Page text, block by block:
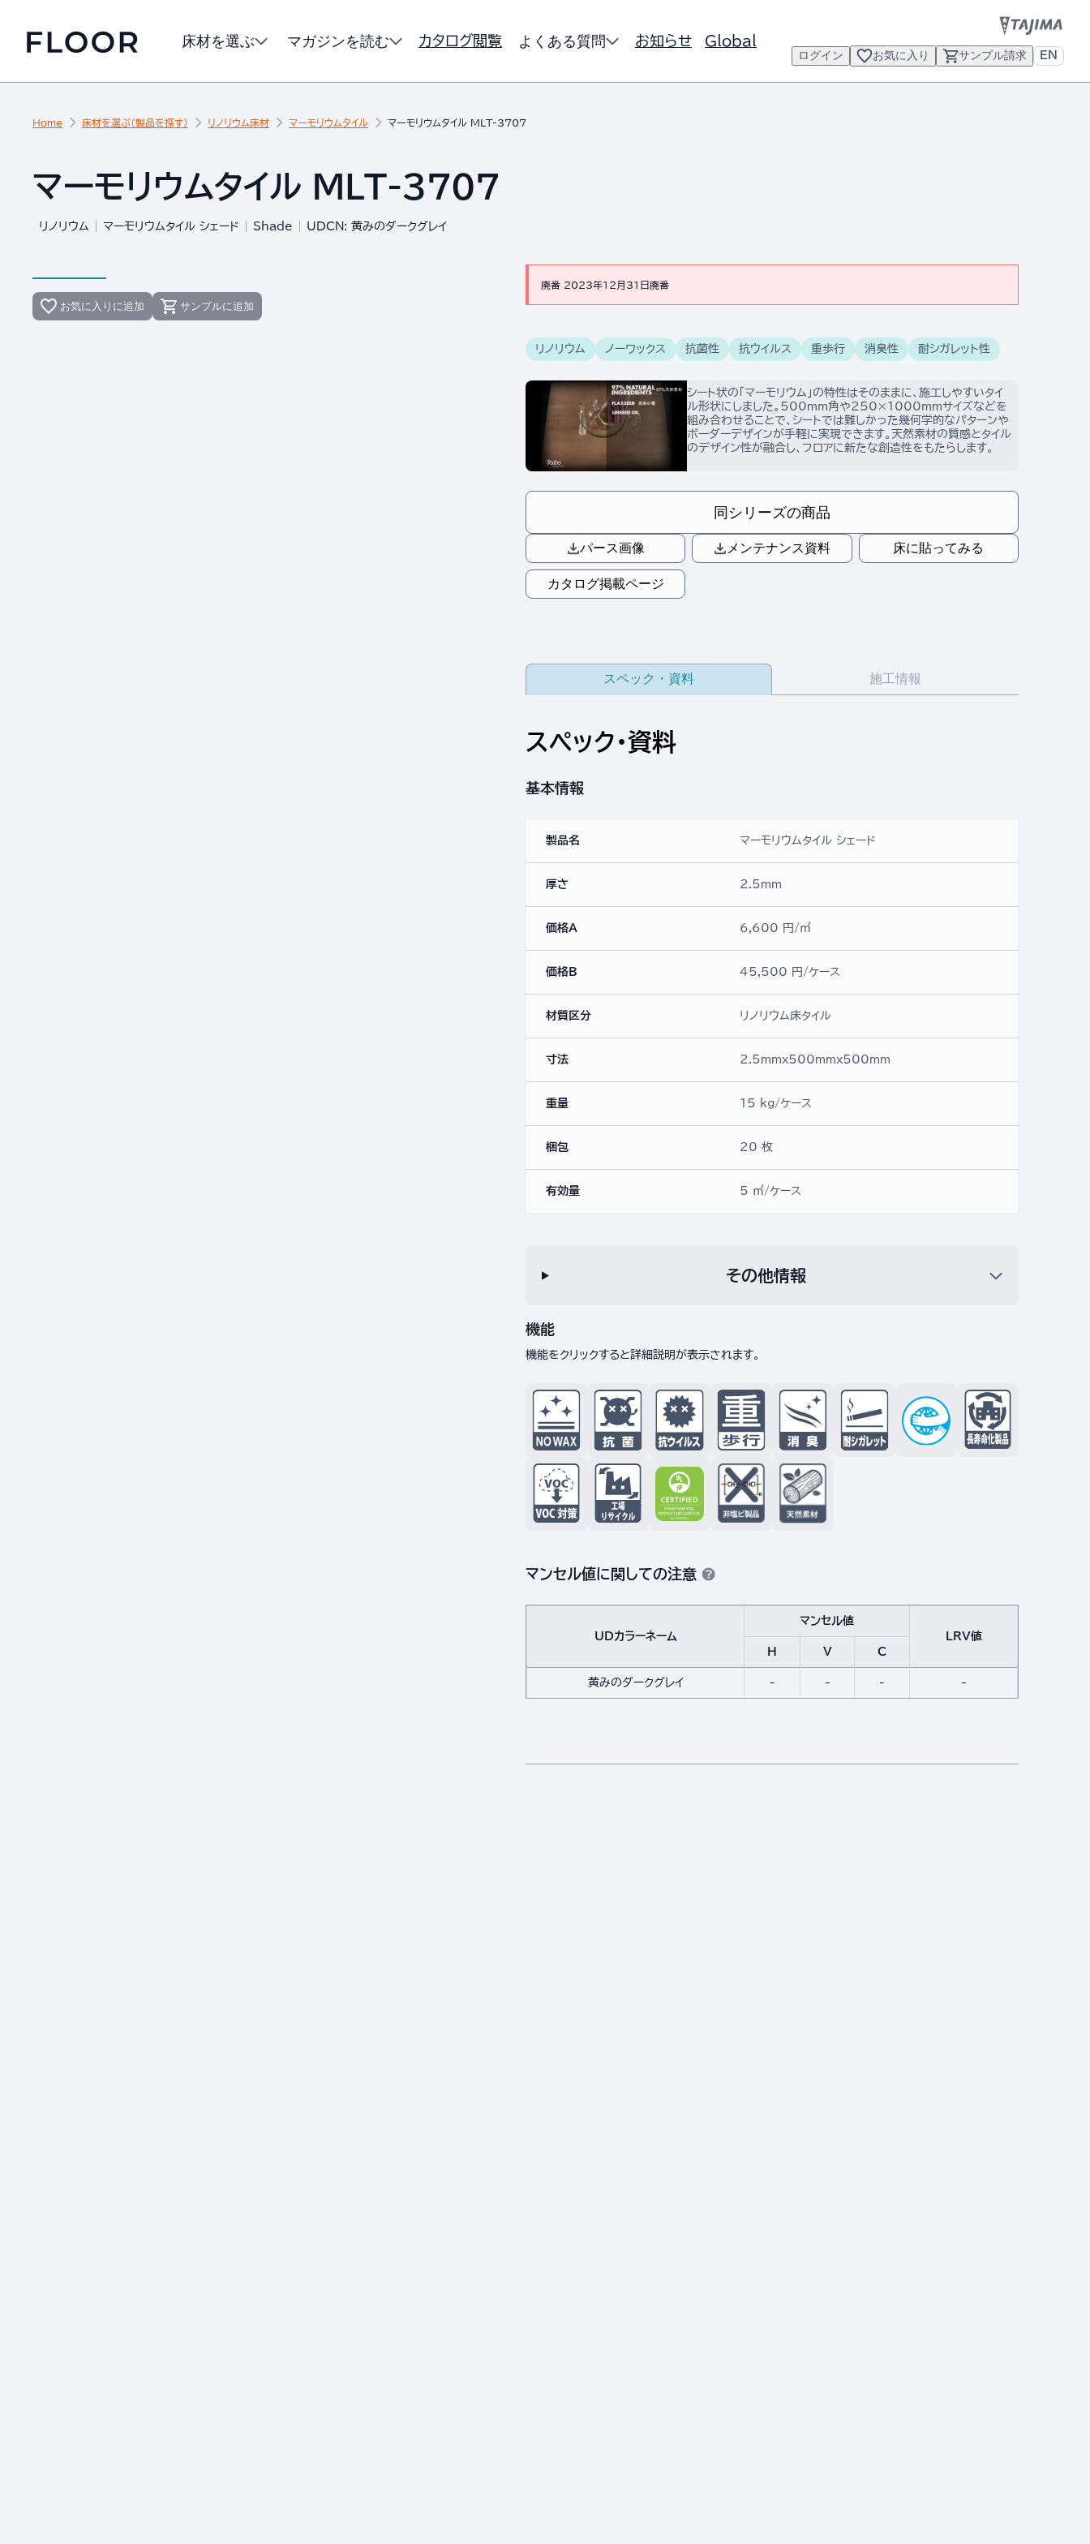
床材を選ぶ マガジンを読む カタログ閲覧 よくある質問 お知らせ Global
ログイン お気に入り サンプル請求 EN
Home 床材を選ぶ（製品を探す） リノリウム床材 マーモリウムタイル マーモリウムタイル MLT-3707
マーモリウムタイル MLT-3707
リノリウム マーモリウムタイル シェード Shade UDCN: 黄みのダークグレイ
お気に入りに追加 サンプルに追加
廃番 2023年12月31日廃番
リノリウム ノーワックス 抗菌性 抗ウイルス 重歩行 消臭性 耐シガレット性
シート状の「マーモリウム」の特性はそのままに、施工しやすいタイ
ル形状にしました。500mm角や250×1000mmサイズなどを
組み合わせることで、シートでは難しかった幾何学的なパターンや
ボーダーデザインが手軽に実現できます。天然素材の質感とタイル
のデザイン性が融合し、フロアに新たな創造性をもたらします。
同シリーズの商品
パース画像 メンテナンス資料 床に貼ってみる
カタログ掲載ページ
スペック・資料 施工情報
スペック・資料
基本情報
製品名 マーモリウムタイル シェード
厚さ 2.5mm
価格A 6,600 円/㎡
価格B 45,500 円/ケース
材質区分 リノリウム床タイル
寸法 2.5mmx500mmx500mm
重量 15 kg/ケース
梱包 20 枚
有効量 5 ㎡/ケース
その他情報
機能
機能をクリックすると詳細説明が表示されます。
マンセル値に関しての注意
UDカラーネーム
マンセル値
LRV値
H
V C
黄みのダークグレイ - - - -